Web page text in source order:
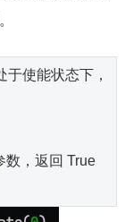
使能状态下，
，返回 True